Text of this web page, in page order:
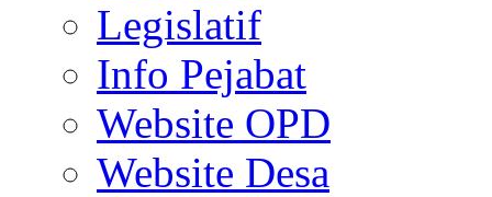
Legislatif
Info Pejabat
Website OPD
Website Desa